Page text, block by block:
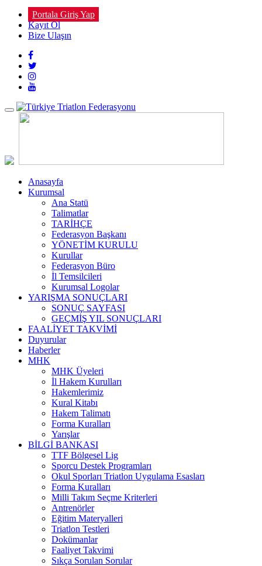
Portala Giriş Yap
Kayıt Ol
Bize Ulaşın
Toggle
navigation
Anasayfa
Kurumsal
Ana Statü
Talimatlar
TARİHÇE
Federasyon Başkanı
YÖNETİM KURULU
Kurullar
Federasyon Büro
İl Temsilcileri
Kurumsal Logolar
YARIŞMA SONUÇLARI
SONUÇ SAYFASI
GEÇMİŞ YIL SONUÇLARI
FAALİYET TAKVİMİ
Duyurular
Haberler
MHK
MHK Üyeleri
İl Hakem Kurulları
Hakemlerimiz
Kural Kitabı
Hakem Talimatı
Forma Kuralları
Yarışlar
BİLGİ BANKASI
TTF Bölgesel Lig
Sporcu Destek Programları
Okul Sporları Triatlon Uygulama Esasları
Forma Kuralları
Milli Takım Seçme Kriterleri
Antrenörler
Eğitim Materyalleri
Triatlon Testleri
Dokümanlar
Faaliyet Takvimi
Sıkça Sorulan Sorular